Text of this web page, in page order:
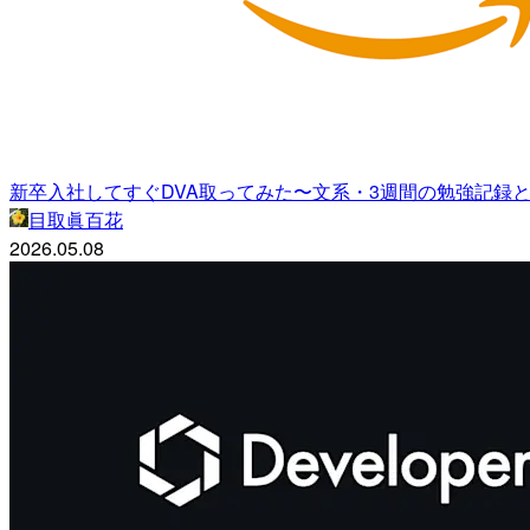
新卒入社してすぐDVA取ってみた〜文系・3週間の勉強記録
目取眞百花
2026.05.08